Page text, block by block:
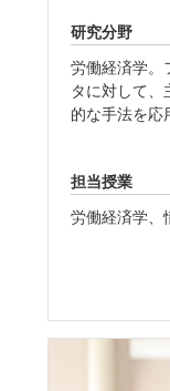
研究分野
労働経済学。
タに対して、
的な手法を応
担当授業
労働経済学